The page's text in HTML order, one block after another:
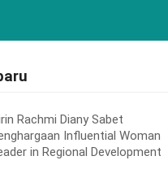
Rachmi Diany Sabet
Influential Woman
in Regional Development